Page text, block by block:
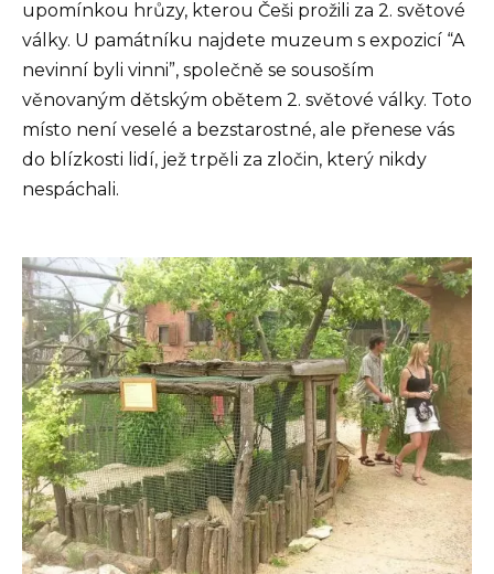
upomínkou hrůzy, kterou Češi prožili za 2. světové
války. U památníku najdete muzeum s expozicí “A
nevinní byli vinni”, společně se sousoším
věnovaným dětským obětem 2. světové války. Toto
místo není veselé a bezstarostné, ale přenese vás
do blízkosti lidí, jež trpěli za zločin, který nikdy
nespáchali.